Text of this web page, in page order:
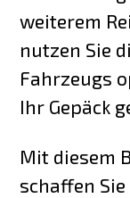
weiterem
nutzen Sie
Fahrzeugs
Ihr Gepäck
Mit diesem
schaffen